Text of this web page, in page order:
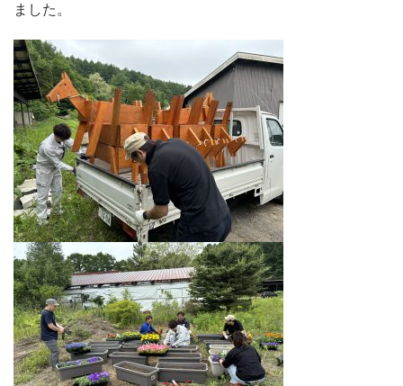
ました。